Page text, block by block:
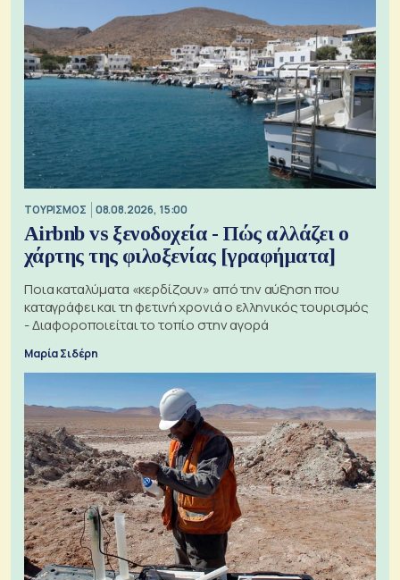
ΤΟΥΡΙΣΜΟΣ 08.08.2026, 15:00
Airbnb vs ξενοδοχεία - Πώς αλλάζει ο
χάρτης της φιλοξενίας [γραφήματα]
Ποια καταλύματα «κερδίζουν» από την αύξηση που
καταγράφει και τη φετινή χρονιά ο ελληνικός τουρισμός
- Διαφοροποιείται το τοπίο στην αγορά
Μαρία Σιδέρη